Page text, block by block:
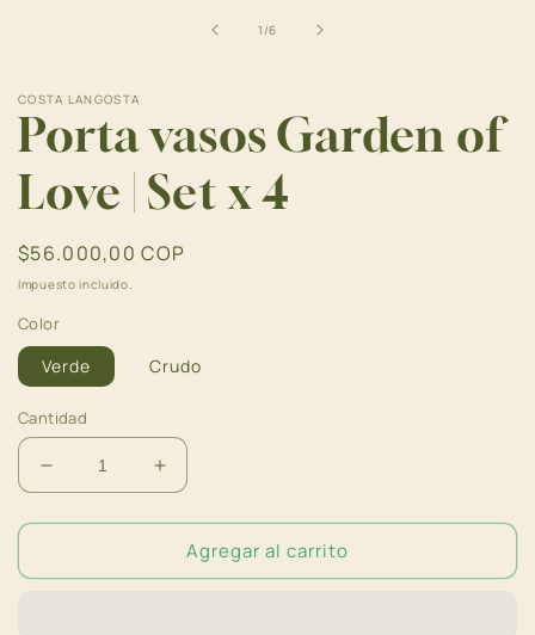
1 /de
6
COSTA LANGOSTA
Porta vasos Garden of
Love | Set x 4
Precio
habitual
$56.000,00 COP
Impuesto incluido.
Color
Verde Crudo
Cantidad
Reducir
cantidad
para
vasos
Aumentar
cantidad
para
Porta
vasos
Agregar al carrito